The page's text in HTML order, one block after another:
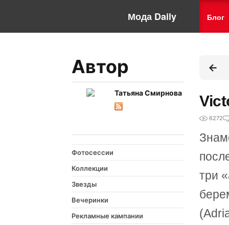
Мода Daily Блог
Автор
Татьяна Смирнова
Фотосессии
Коллекции
Звезды
Вечеринки
Рекламные кампании
6272
три